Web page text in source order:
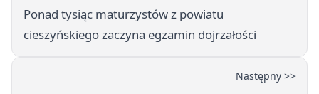
Ponad tysiąc maturzystów z powiatu
cieszyńskiego zaczyna egzamin dojrzałości
Następny >>